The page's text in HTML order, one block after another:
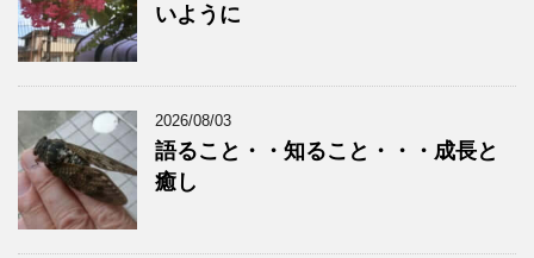
いように
2026/08/03
語ること・・知ること・・・成長と
癒し